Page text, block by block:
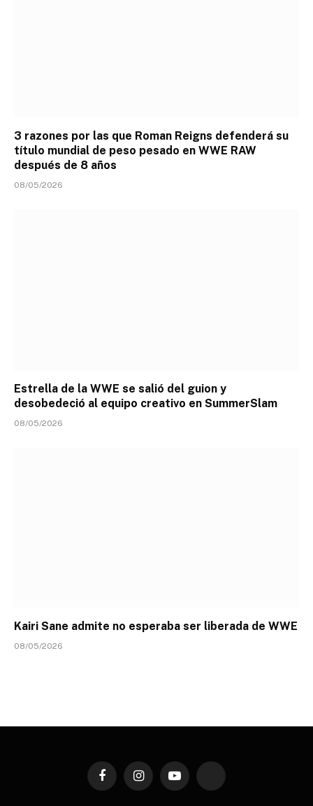
3 razones por las que Roman Reigns defenderá su
título mundial de peso pesado en WWE RAW
después de 8 años
08/05/2026
Estrella de la WWE se salió del guion y
desobedeció al equipo creativo en SummerSlam
08/05/2026
Kairi Sane admite no esperaba ser liberada de WWE
08/05/2026
FacebookInstagramYouTube TikTok